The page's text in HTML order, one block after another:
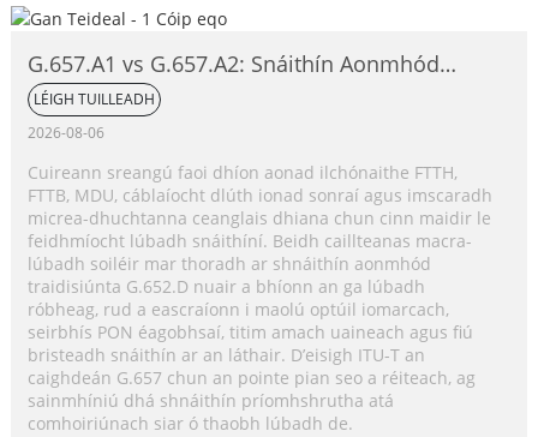
G.657.A1 vs G.657.A2: Snáithín Aonmhód
Neamh-íogair ó thaobh Lúbadh de,
Comparáid Iomlán
LÉIGH TUILLEADH
2026-08-06
Cuireann sreangú faoi dhíon aonad ilchónaithe FTTH,
FTTB, MDU, cáblaíocht dlúth ionad sonraí agus imscaradh
micrea-dhuchtanna ceanglais dhiana chun cinn maidir le
feidhmíocht lúbadh snáithíní. Beidh caillteanas macra-
lúbadh soiléir mar thoradh ar shnáithín aonmhód
traidisiúnta G.652.D nuair a bhíonn an ga lúbadh
róbheag, rud a eascraíonn i maolú optúil iomarcach,
seirbhís PON éagobhsaí, titim amach uaineach agus fiú
bristeadh snáithín ar an láthair. D’eisigh ITU-T an
caighdeán G.657 chun an pointe pian seo a réiteach, ag
sainmhíniú dhá shnáithín príomhshrutha atá
comhoiriúnach siar ó thaobh lúbadh de.